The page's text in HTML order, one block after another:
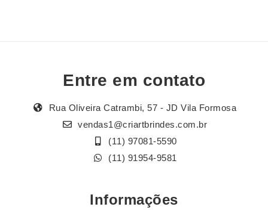
Entre em contato
Rua Oliveira Catrambi, 57 - JD Vila Formosa
vendas1@criartbrindes.com.br
(11) 97081-5590
(11) 91954-9581
Informações